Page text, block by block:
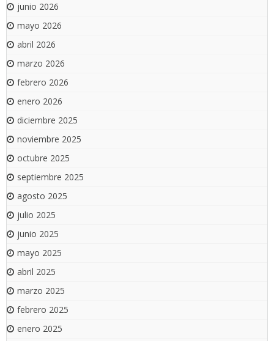
junio 2026
mayo 2026
abril 2026
marzo 2026
febrero 2026
enero 2026
diciembre 2025
noviembre 2025
octubre 2025
septiembre 2025
agosto 2025
julio 2025
junio 2025
mayo 2025
abril 2025
marzo 2025
febrero 2025
enero 2025